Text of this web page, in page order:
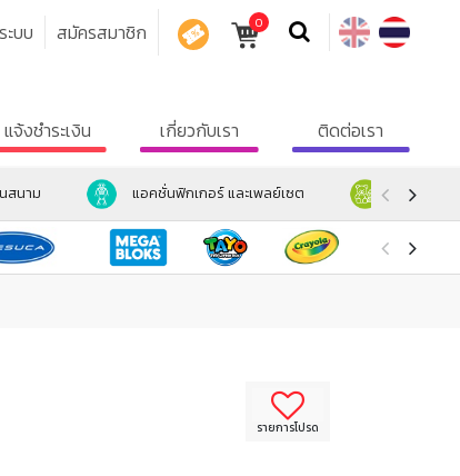
ะบบ สมัครสมาชิก 0
แจ้งชำระเงิน เกี่ยวกับเรา ติดต่อเรา
สนาม แอคชั่นฟิกเกอร์ และเพลย์เซต ตุ๊กตา แล
รายการโปรด